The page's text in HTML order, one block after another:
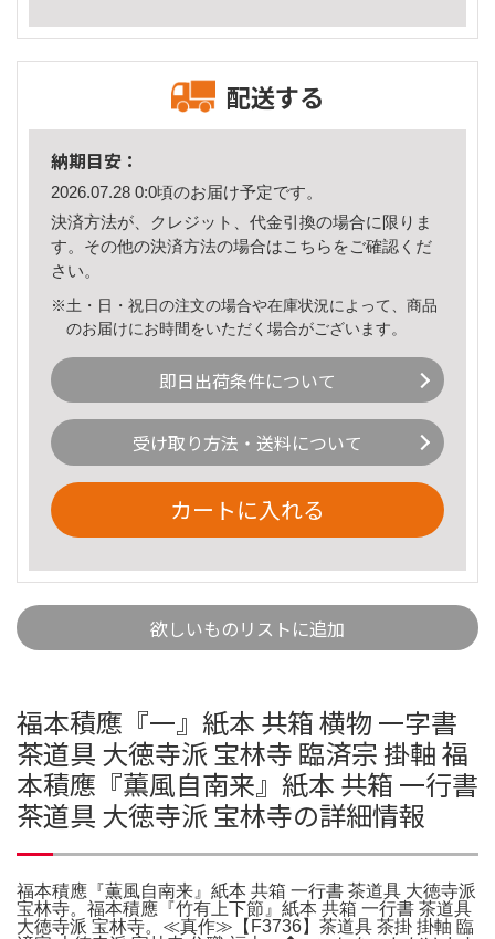
配送する
納期目安：
2026.07.28 0:0頃のお届け予定です。
決済方法が、クレジット、代金引換の場合に限りま
す。その他の決済方法の場合はこちら をご確認くだ
さい。
※土・日・祝日の注文の場合や在庫状況によって、商品
のお届けにお時間をいただく場合がございます。
即日出荷条件について
受け取り方法・送料について
カートに入れる
欲しいものリストに追加
福本積應『一』紙本 共箱 横物 一字書
茶道具 大徳寺派 宝林寺 臨済宗 掛軸 福
本積應『薫風自南来』紙本 共箱 一行書
茶道具 大徳寺派 宝林寺の詳細情報
福本積應『薫風自南来』紙本 共箱 一行書 茶道具 大徳寺派
宝林寺。福本積應『竹有上下節』紙本 共箱 一行書 茶道具
大徳寺派 宝林寺。≪真作≫【F3736】茶道具 茶掛 掛軸 臨